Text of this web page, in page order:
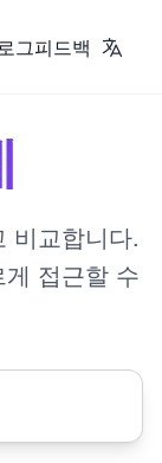
그피드백
비교합니다.
접근할 수